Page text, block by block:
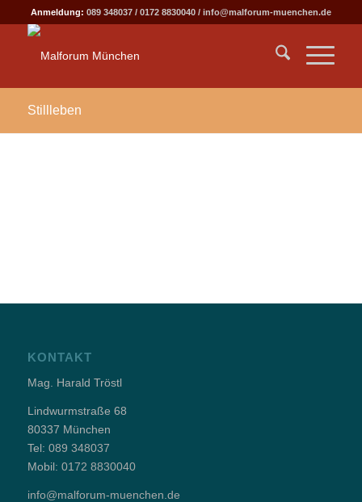
Anmeldung: 089 348037/ 0172 8830040/ info@malforum-muenchen.de
Stillleben
KONTAKT
Mag. Harald Tröstl
Lindwurmstraße 68
80337 München
Tel: 089 348037
Mobil: 0172 8830040
info@malforum-muenchen.de